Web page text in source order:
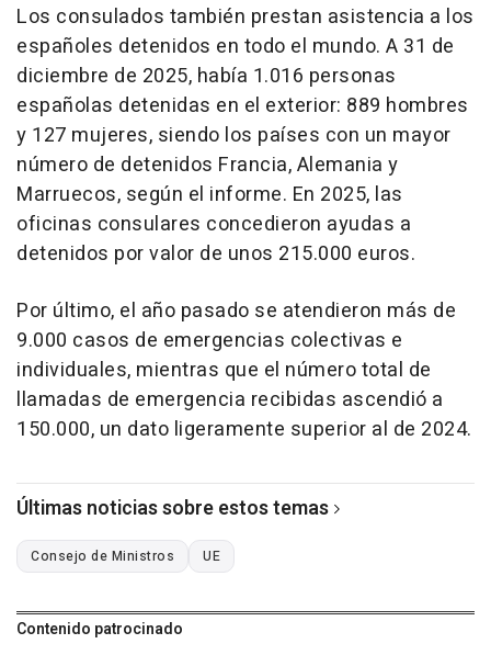
Los consulados también prestan asistencia a los
españoles detenidos en todo el mundo. A 31 de
diciembre de 2025, había 1.016 personas
españolas detenidas en el exterior: 889 hombres
y 127 mujeres, siendo los países con un mayor
número de detenidos Francia, Alemania y
Marruecos, según el informe. En 2025, las
oficinas consulares concedieron ayudas a
detenidos por valor de unos 215.000 euros.
Por último, el año pasado se atendieron más de
9.000 casos de emergencias colectivas e
individuales, mientras que el número total de
llamadas de emergencia recibidas ascendió a
150.000, un dato ligeramente superior al de 2024.
Últimas noticias sobre estos temas
Consejo de Ministros UE
Contenido patrocinado